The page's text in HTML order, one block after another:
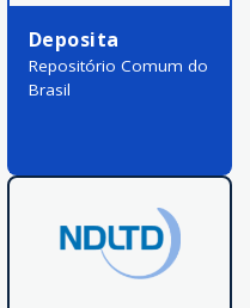
Deposita
Repositório Comum do
Brasil